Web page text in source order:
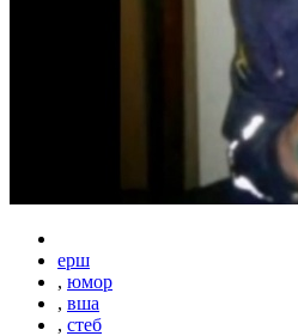
ерш
, юмор
, вша
, стеб